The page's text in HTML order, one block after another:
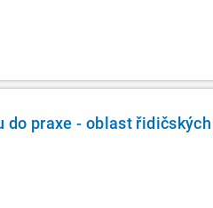
praxe - oblast